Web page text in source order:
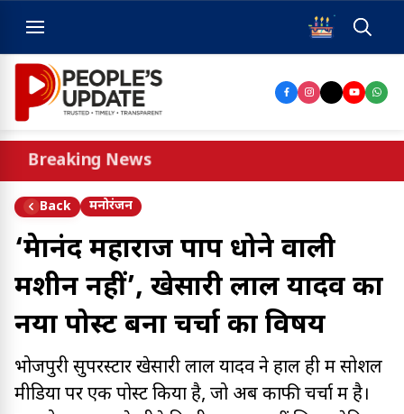
Breaking News
Back मनोरंजन
‘प्रेमानंद महाराज पाप धोने वाली
मशीन नहीं’, खेसारी लाल यादव का
नया पोस्ट बना चर्चा का विषय
भोजपुरी सुपरस्टार खेसारी लाल यादव ने हाल ही में सोशल
मीडिया पर एक पोस्ट किया है, जो अब काफी चर्चा में है।